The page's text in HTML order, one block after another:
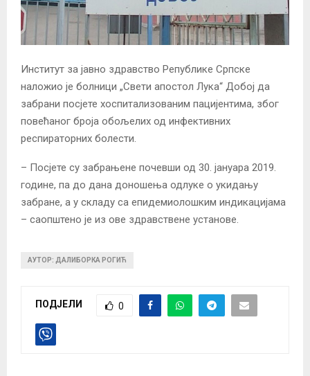
Институт за јавно здравство Републике Српске
наложио је болници „Свети апостол Лука“ Добој да
забрани посјете хоспитализованим пацијентима, због
повећаног броја обољелих од инфективних
респираторних болести.
– Посјете су забрањене почевши од 30. јануара 2019.
године, па до дана доношења одлуке о укидању
забране, а у складу са епидемиолошким индикацијама
– саопштено је из ове здравствене установе.
АУТОР: ДАЛИБОРКА РОГИЋ
ПОДЈЕЛИ 0